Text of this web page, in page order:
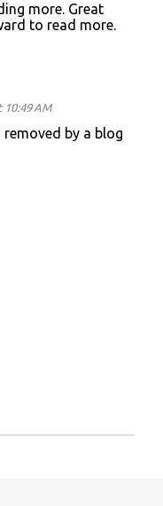
more. Great
to read more.
10:49 AM
by a blog